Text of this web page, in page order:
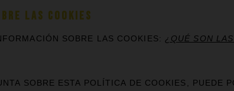
LAS COOKIES
SOBRE LAS COOKIES: ¿QUÉ SON
SOBRE ESTA POLÍTICA DE COOKIES, PUEDE